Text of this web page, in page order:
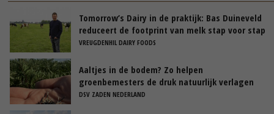
Tomorrow’s Dairy in de praktijk: Bas Duineveld
reduceert de footprint van melk stap voor stap
VREUGDENHIL DAIRY FOODS
Aaltjes in de bodem? Zo helpen
groenbemesters de druk natuurlijk verlagen
DSV ZADEN NEDERLAND